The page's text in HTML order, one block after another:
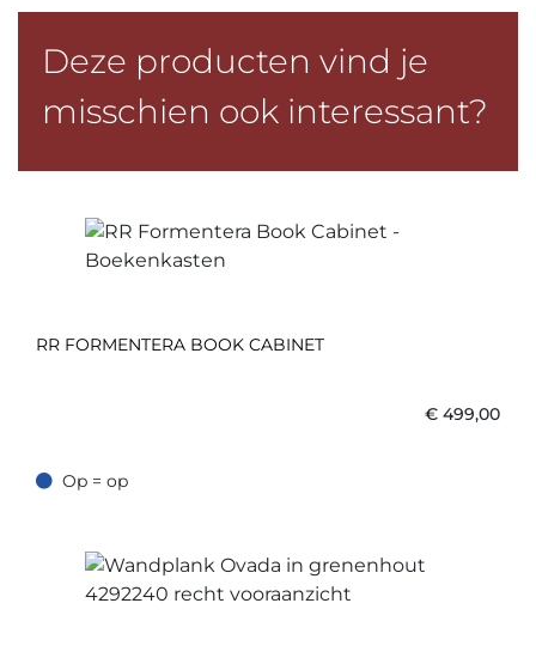
Deze producten vind je
misschien ook interessant?
RR FORMENTERA BOOK CABINET
€ 499,00
Op = op
Op = op